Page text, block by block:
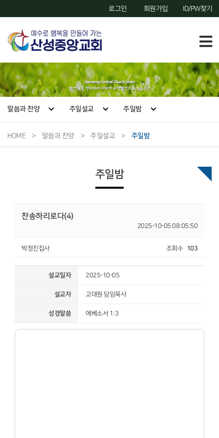
로그인 회원가입 ID/PW찾기
말씀과 찬양 주일설교 주일밤
HOME > 말씀과 찬양 > 주일설교 > 주일밤
주일밤
찬송하리로다(4)
2025-10-05 08:05:50
박정진집사 조회수 103
설교일자 2025-10-05
설교자 고대원 담임목사
성경말씀 에베소서 1:3